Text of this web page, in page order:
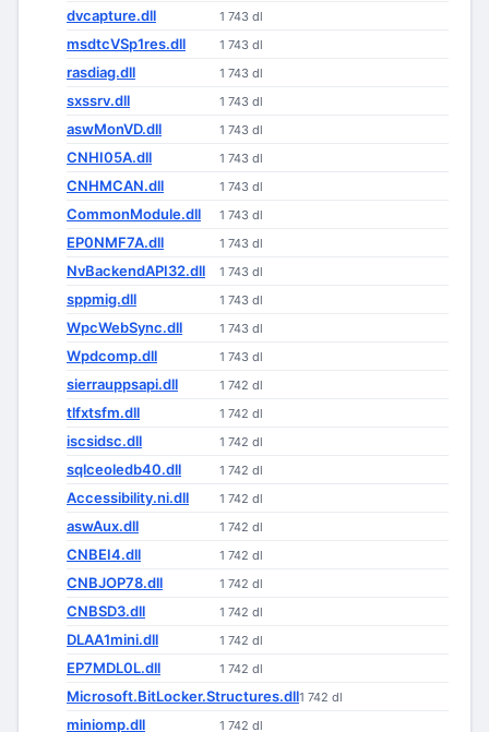
dvcapture.dll 1 743 dl
msdtcVSp1res.dll 1 743 dl
rasdiag.dll 1 743 dl
sxssrv.dll 1 743 dl
aswMonVD.dll 1 743 dl
CNHI05A.dll 1 743 dl
CNHMCAN.dll 1 743 dl
CommonModule.dll 1 743 dl
EP0NMF7A.dll 1 743 dl
NvBackendAPI32.dll 1 743 dl
sppmig.dll 1 743 dl
WpcWebSync.dll 1 743 dl
Wpdcomp.dll 1 743 dl
sierrauppsapi.dll 1 742 dl
tlfxtsfm.dll 1 742 dl
iscsidsc.dll 1 742 dl
sqlceoledb40.dll 1 742 dl
Accessibility.ni.dll 1 742 dl
aswAux.dll 1 742 dl
CNBEI4.dll 1 742 dl
CNBJOP78.dll 1 742 dl
CNBSD3.dll 1 742 dl
DLAA1mini.dll 1 742 dl
EP7MDL0L.dll 1 742 dl
Microsoft.BitLocker.Structures.dll1 742 dl
miniomp.dll 1 742 dl